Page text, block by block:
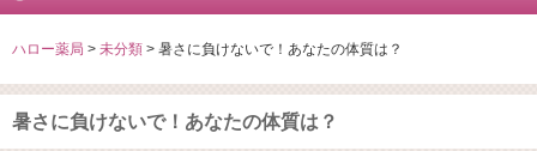
ハロー薬局 > 未分類 > 暑さに負けないで！あなたの体質は？
暑さに負けないで！あなたの体質は？